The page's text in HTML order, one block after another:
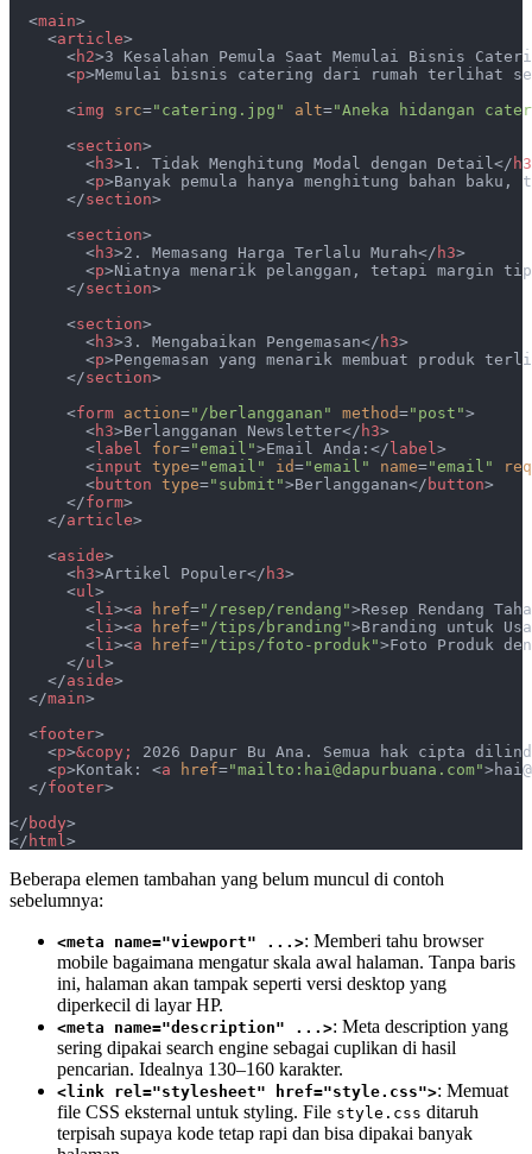
  <
main>
    <
article>
      <
h2>3 Kesalahan Pemula Saat Memulai Bisnis
      <
p>Memulai bisnis catering dari rumah terlihat
      <
img src="catering.jpg" alt="Aneka hidangan
      <
section>
        <
h3>1. Tidak Menghitung Modal dengan Detail</ h3
        <
p>Banyak pemula hanya menghitung bahan
      </
section>
      <
section>
        <
h3>2. Memasang Harga Terlalu Murah</ h3>
        <
p>Niatnya menarik pelanggan, tetapi margin
      </
section>
      <
section>
        <
h3>3. Mengabaikan Pengemasan</ h3>
        <
p>Pengemasan yang menarik membuat produk
      </
section>
      <
form action="/berlangganan" method="post">
        <
h3>Berlangganan Newsletter</ h3>
        <
label for="email">Email Anda:</ label>
        <
input type="email" id="email" name="email"
        <
button type="submit">Berlangganan</ button>
      </
form>
    </
article>
    <
aside>
      <
h3>Artikel Populer</ h3>
      <
ul>
        <
li><a href="/resep/rendang">Resep Rendang
        <
li><a href="/tips/branding">Branding untuk
        <
li><a href="/tips/foto-produk">Foto Produk
      </
ul>
    </
aside>
  </
main>
  <
footer>
    <
p>&copy;
2026 Dapur Bu Ana. Semua hak cipta
    <
p>Kontak: <a href="mailto:hai@dapurbuana.com"
  </
footer>
</ body>
</ html>
Beberapa elemen tambahan yang belum muncul di contoh
sebelumnya:
<meta name="viewport" ...>: Memberi tahu browser
mobile bagaimana mengatur skala awal halaman. Tanpa baris
ini, halaman akan tampak seperti versi desktop yang
diperkecil di layar HP.
<meta name="description" ...>: Meta description yang
sering dipakai search engine sebagai cuplikan di hasil
pencarian. Idealnya 130–160 karakter.
<link rel="stylesheet" href="style.css">: Memuat
file CSS eksternal untuk styling. File style.css ditaruh
terpisah supaya kode tetap rapi dan bisa dipakai banyak